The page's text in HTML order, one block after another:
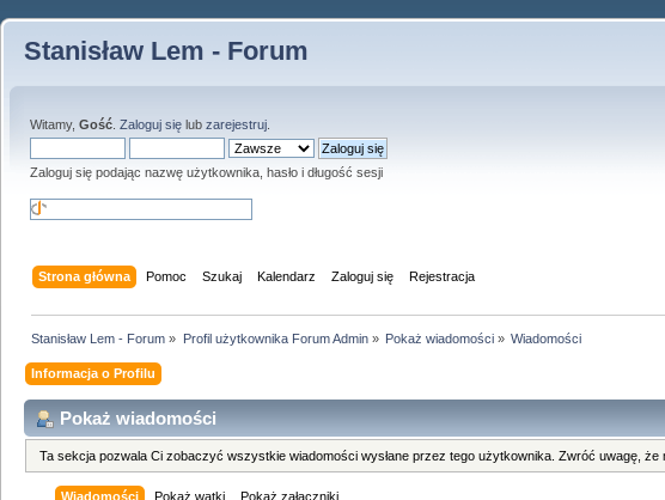
Stanisław Lem - Forum
Witamy, Gość Zaloguj się lub zarejestruj
Zaloguj się podając nazwę użytkownika, hasło i długość sesji
Strona główna Pomoc Szukaj Kalendarz Zaloguj się Rejestracja
Stanisław Lem - Forum » Profil użytkownika Forum Admin» Pokaż wiadomości» Wiadomości
Informacja o Profilu
Pokaż wiadomości
Ta sekcja pozwala Ci zobaczyć wszystkie wiadomości wysłane przez tego użytkownika. Zwróć uwagę,
Wiadomości Pokaż wątki Pokaż załączniki